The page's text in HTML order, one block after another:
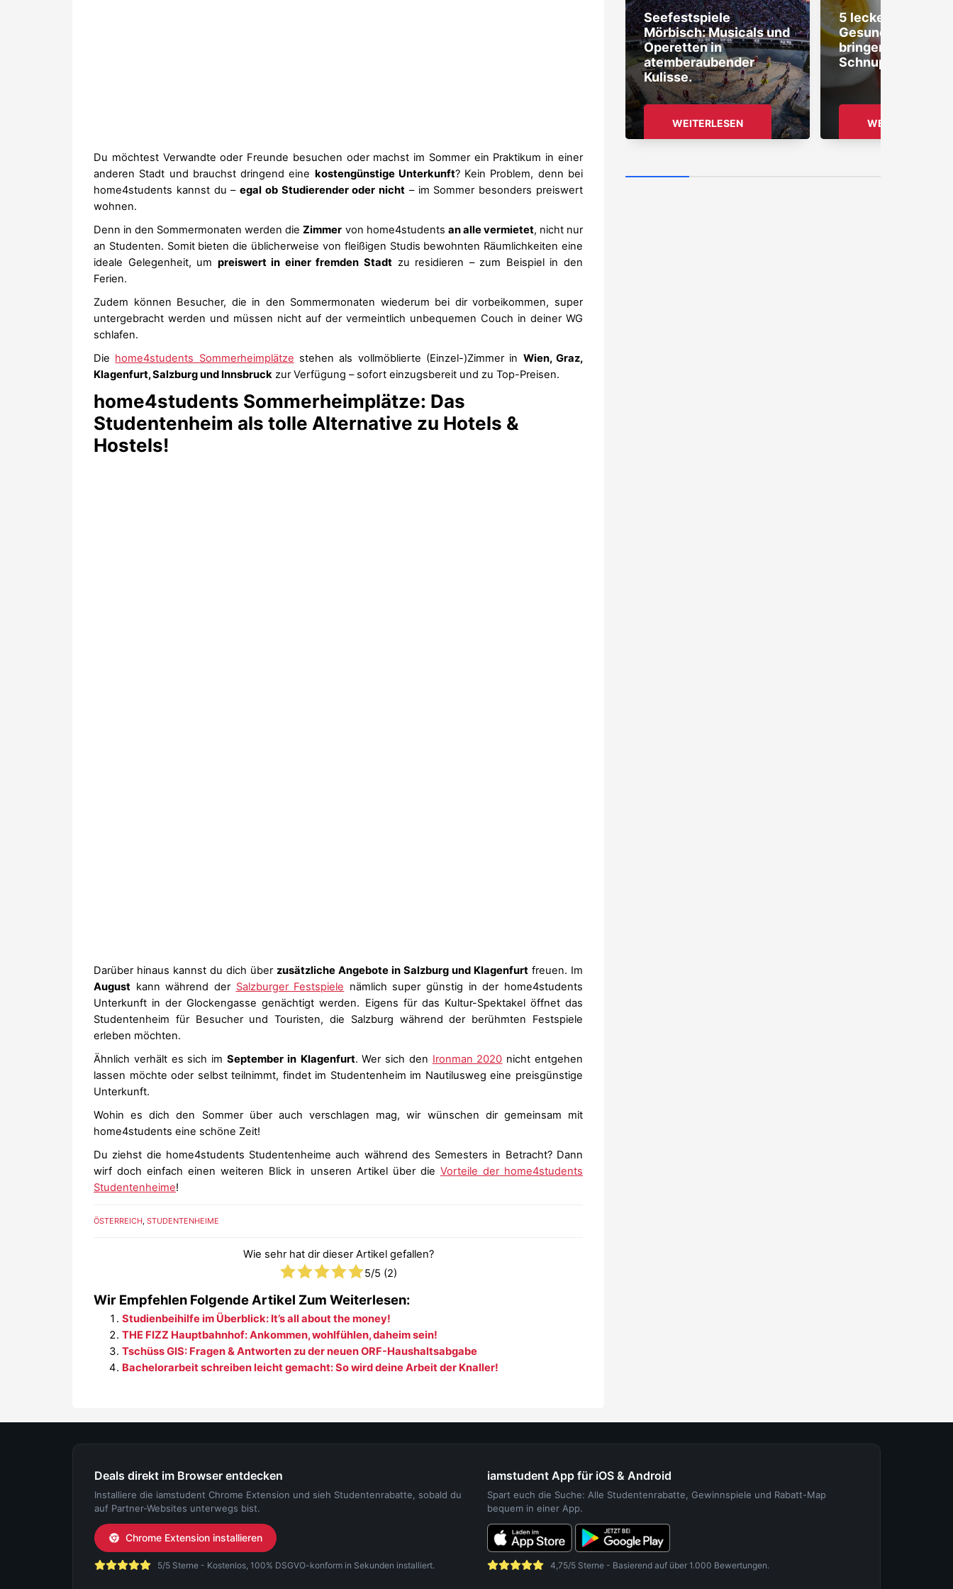
Du möchtest Verwandte oder Freunde besuchen oder machst im Sommer ein Praktikum in einer
anderen Stadt und brauchst dringend eine kostengünstige Unterkunft? Kein Problem, denn bei
home4students kannst du –egal ob Studierender oder nicht – im Sommer besonders preiswert
wohnen.
Denn in den Sommermonaten werden dieZimmer von home4students an alle vermietet, nicht nur
an Studenten. Somit bieten die üblicherweise von fleißigen Studis bewohnten Räumlichkeiten eine
ideale Gelegenheit, um preiswert in einer fremden Stadt zu residieren – zum Beispiel in den
Ferien.
Zudem können Besucher, die in den Sommermonaten wiederum bei dir vorbeikommen, super
untergebracht werden und müssen nicht auf der vermeintlich unbequemen Couch in deiner WG
schlafen.
Die home4students Sommerheimplätze stehen als vollmöblierte (Einzel-)Zimmer in Wien, Graz,
Klagenfurt, Salzburg und Innsbruck zur Verfügung – sofort einzugsbereit und zu Top-Preisen.
home4students Sommerheimplätze: Das
Studentenheim als tolle Alternative zu Hotels &
Hostels!
Darüber hinaus kannst du dich über zusätzliche Angebote in Salzburg und Klagenfurt freuen. Im
August kann während der Salzburger Festspiele nämlich super günstig in der home4students
Unterkunft in der Glockengasse genächtigt werden. Eigens für das Kultur-Spektakel öffnet das
Studentenheim für Besucher und Touristen, die Salzburg während der berühmten Festspiele
erleben möchten.
Ähnlich verhält es sich im September in Klagenfurt. Wer sich den Ironman 2020 nicht entgehen
lassen möchte oder selbst teilnimmt, findet im Studentenheim im Nautilusweg eine preisgünstige
Unterkunft.
Wohin es dich den Sommer über auch verschlagen mag, wir wünschen dir gemeinsam mit
home4students eine schöne Zeit!
Du ziehst die home4students Studentenheime auch während des Semesters in Betracht? Dann
wirf doch einfach einen weiteren Blick in unseren Artikel über die Vorteile der home4students
Studentenheime!
ÖSTERREICH STUDENTENHEIME
Wie sehr hat dir dieser Artikel gefallen?
5/5 (2)
Wir Empfehlen Folgende Artikel Zum Weiterlesen:
Studienbeihilfe im Überblick: It’s all about the money!
THE FIZZ Hauptbahnhof: Ankommen, wohlfühlen, daheim sein!
Tschüss GIS: Fragen & Antworten zu der neuen ORF-Haushaltsabgabe
Bachelorarbeit schreiben leicht gemacht: So wird deine Arbeit der Knaller!
Seefestspiele
Mörbisch: Musicals und
Operetten in
atemberaubender
Kulisse.
WEITERLESEN
5 leckere &
Gesundmacher:
bringen dich
Schnupfenzeit!
WEITERLESEN
Deals direkt im Browser entdecken
Installiere die iamstudent Chrome Extension und sieh Studentenrabatte, sobald du
auf Partner-Websites unterwegs bist.
Chrome Extension installieren
5/5 Sterne - Kostenlos, 100% DSGVO-konform in Sekunden installiert.
iamstudent App für iOS & Android
Spart euch die Suche: Alle Studentenrabatte, Gewinnspiele und Rabatt-Map
bequem in einer App.
4,75/5 Sterne - Basierend auf über 1.000 Bewertungen.